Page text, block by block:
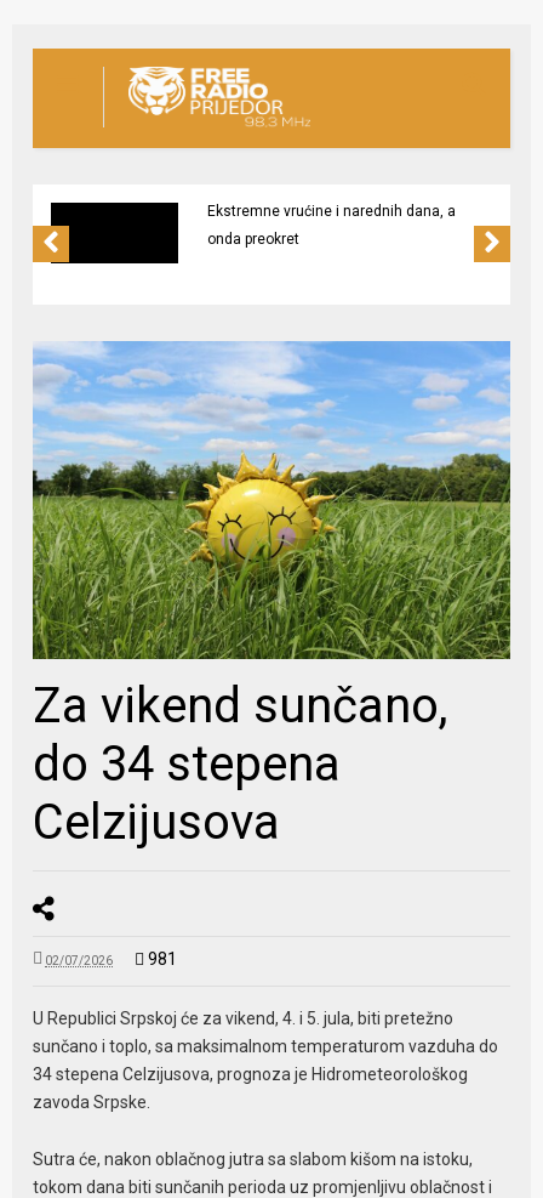
Ekstremne vrućine i narednih dana, a
onda preokret
Za vikend sunčano,
do 34 stepena
Celzijusova
02/07/2026 981
U Republici Srpskoj će za vikend, 4. i 5. jula, biti pretežno
sunčano i toplo, sa maksimalnom temperaturom vazduha do
34 stepena Celzijusova, prognoza je Hidrometeorološkog
zavoda Srpske.
Sutra će, nakon oblačnog jutra sa slabom kišom na istoku,
tokom dana biti sunčanih perioda uz promjenljivu oblačnost i